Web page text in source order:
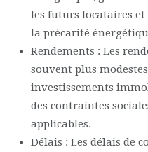
les futurs locataires
la précarité
Rendements : Les
souvent plus
investissements
des contraintes
applicables.
Délais : Les délais de